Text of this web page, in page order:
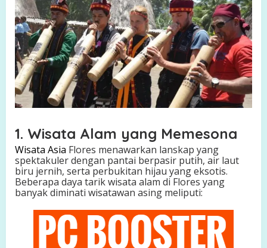
1. Wisata Alam yang Memesona
Wisata Asia Flores menawarkan lanskap yang
spektakuler dengan pantai berpasir putih, air laut
biru jernih, serta perbukitan hijau yang eksotis.
Beberapa daya tarik wisata alam di Flores yang
banyak diminati wisatawan asing meliputi: